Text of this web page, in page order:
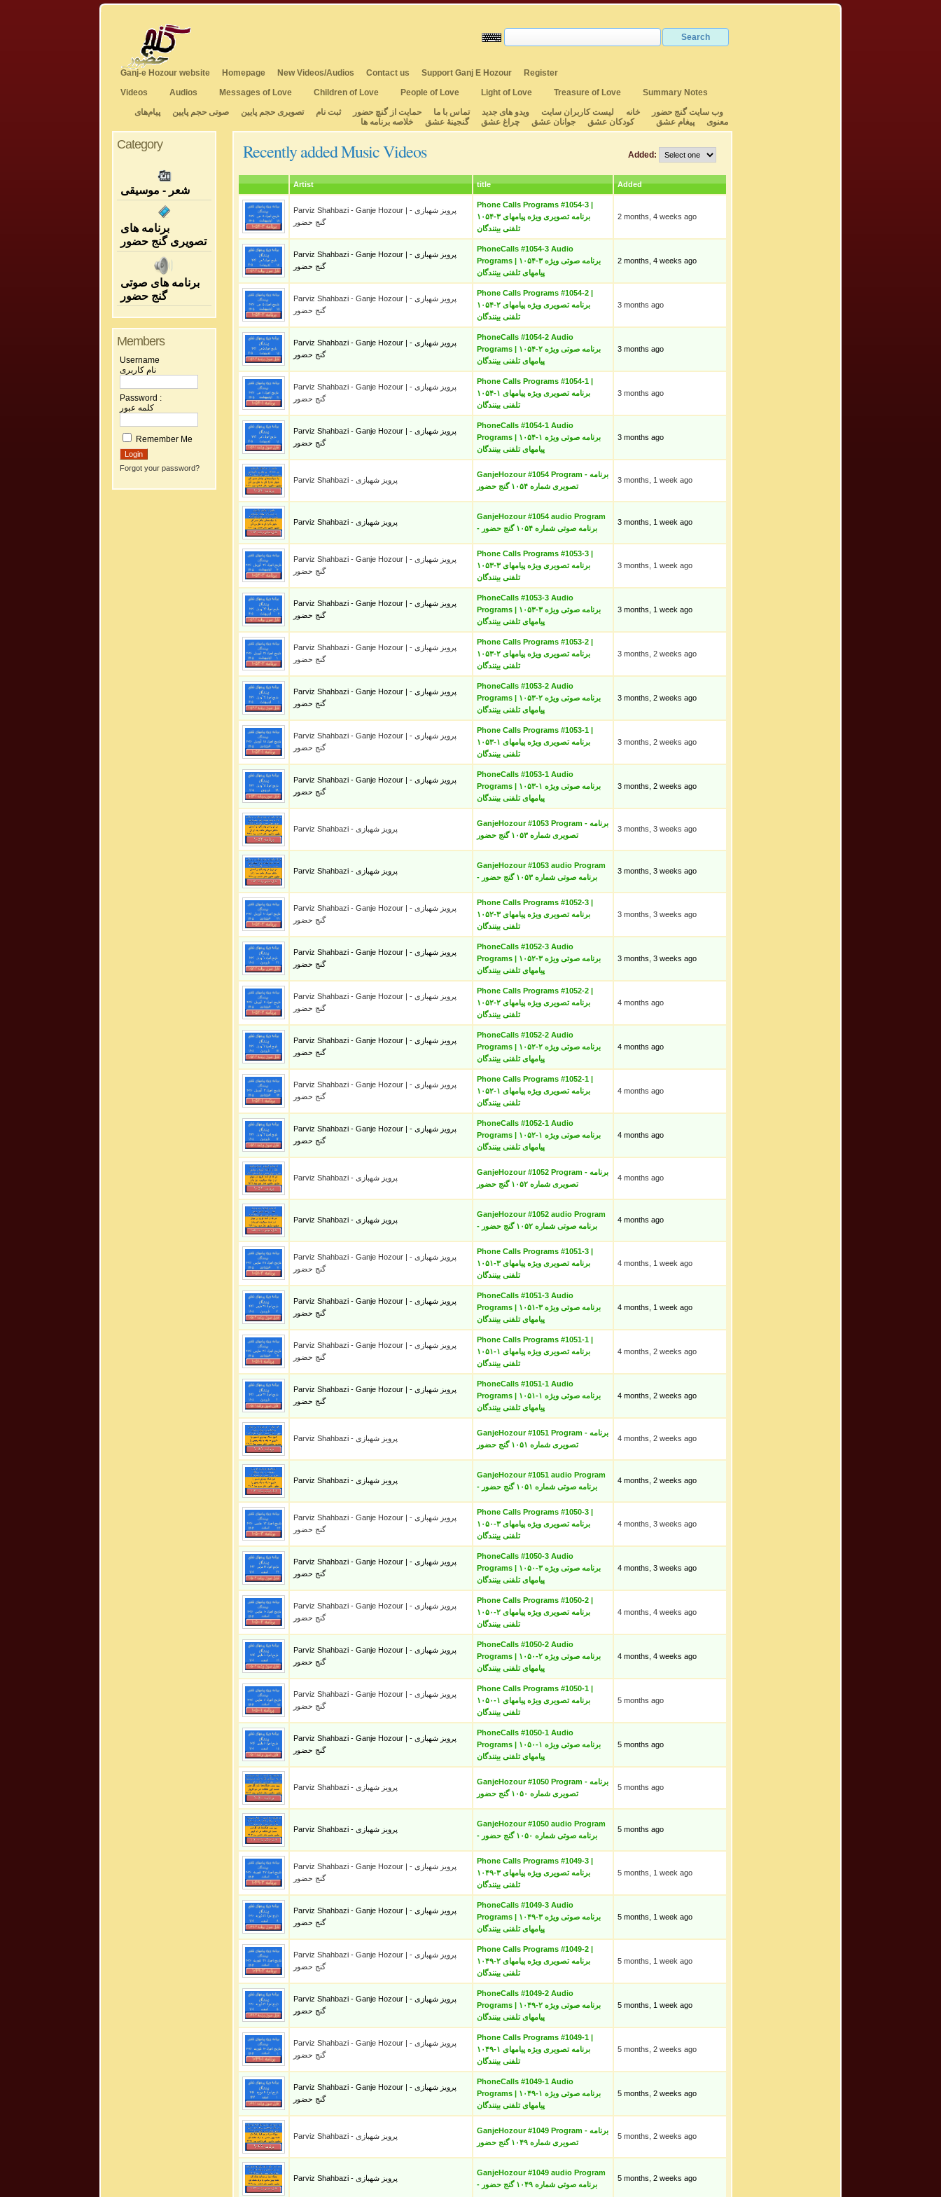
Ganj-e Hozour website Homepage New Videos/Audios Contact us Support Ganj E Hozour
Register
Videos
Audios Messages of Love Children of Love People of Love Light of Love Treasure of Love
Summary Notes
وب سایت گنج حضور
خانه لیست کاربران سایت ویدو های جدید تماس با ما حمایت از گنچ حضور ثبت نام تصویری حجم پایین صوتی حجم پایین
پیام‌های
معنوی
پیغام عشق کودکان عشق جوانان عشق چراغ عشق گنجینهٔ عشق خلاصه برنامه ها
Category
شعر - موسیقی
برنامه های
تصویری گنج حضور
برنامه های صوتی
گنج حضور
Members
Username
نام کاربری
Password :
کلمه عبور
Remember Me
Forgot your password?
Recently added Music Videos Added:
Artist title Added
Parviz Shahbazi - Ganje Hozour | پرویز شهبازی -
گنج حضور
Phone Calls Programs #1054-3 |
۱۰۵۴-۳ برنامه تصویری ویژه پیامهای
تلفنی بینندگان
2 months, 4 weeks ago
Parviz Shahbazi - Ganje Hozour | پرویز شهبازی -
گنج حضور
PhoneCalls #1054-3 Audio
Programs | ۱۰۵۴-۳ برنامه صوتی ویژه
پیامهای تلفنی بینندگان
2 months, 4 weeks ago
Parviz Shahbazi - Ganje Hozour | پرویز شهبازی -
گنج حضور
Phone Calls Programs #1054-2 |
۱۰۵۴-۲ برنامه تصویری ویژه پیامهای
تلفنی بینندگان
3 months ago
Parviz Shahbazi - Ganje Hozour | پرویز شهبازی -
گنج حضور
PhoneCalls #1054-2 Audio
Programs | ۱۰۵۴-۲ برنامه صوتی ویژه
پیامهای تلفنی بینندگان
3 months ago
Parviz Shahbazi - Ganje Hozour | پرویز شهبازی -
گنج حضور
Phone Calls Programs #1054-1 |
۱۰۵۴-۱ برنامه تصویری ویژه پیامهای
تلفنی بینندگان
3 months ago
Parviz Shahbazi - Ganje Hozour | پرویز شهبازی -
گنج حضور
PhoneCalls #1054-1 Audio
Programs | ۱۰۵۴-۱ برنامه صوتی ویژه
پیامهای تلفنی بینندگان
3 months ago
Parviz Shahbazi - پرویز شهبازی
GanjeHozour #1054 Program - برنامه
تصویری شماره ۱۰۵۴ گنج حضور
3 months, 1 week ago
Parviz Shahbazi - پرویز شهبازی
GanjeHozour #1054 audio Program
- برنامه صوتی شماره ۱۰۵۴ گنج حضور
3 months, 1 week ago
Parviz Shahbazi - Ganje Hozour | پرویز شهبازی -
گنج حضور
Phone Calls Programs #1053-3 |
۱۰۵۳-۳ برنامه تصویری ویژه پیامهای
تلفنی بینندگان
3 months, 1 week ago
Parviz Shahbazi - Ganje Hozour | پرویز شهبازی -
گنج حضور
PhoneCalls #1053-3 Audio
Programs | ۱۰۵۳-۳ برنامه صوتی ویژه
پیامهای تلفنی بینندگان
3 months, 1 week ago
Parviz Shahbazi - Ganje Hozour | پرویز شهبازی -
گنج حضور
Phone Calls Programs #1053-2 |
۱۰۵۳-۲ برنامه تصویری ویژه پیامهای
تلفنی بینندگان
3 months, 2 weeks ago
Parviz Shahbazi - Ganje Hozour | پرویز شهبازی -
گنج حضور
PhoneCalls #1053-2 Audio
Programs | ۱۰۵۳-۲ برنامه صوتی ویژه
پیامهای تلفنی بینندگان
3 months, 2 weeks ago
Parviz Shahbazi - Ganje Hozour | پرویز شهبازی -
گنج حضور
Phone Calls Programs #1053-1 |
۱۰۵۳-۱ برنامه تصویری ویژه پیامهای
تلفنی بینندگان
3 months, 2 weeks ago
Parviz Shahbazi - Ganje Hozour | پرویز شهبازی -
گنج حضور
PhoneCalls #1053-1 Audio
Programs | ۱۰۵۳-۱ برنامه صوتی ویژه
پیامهای تلفنی بینندگان
3 months, 2 weeks ago
Parviz Shahbazi - پرویز شهبازی
GanjeHozour #1053 Program - برنامه
تصویری شماره ۱۰۵۳ گنج حضور
3 months, 3 weeks ago
Parviz Shahbazi - پرویز شهبازی
GanjeHozour #1053 audio Program
- برنامه صوتی شماره ۱۰۵۳ گنج حضور
3 months, 3 weeks ago
Parviz Shahbazi - Ganje Hozour | پرویز شهبازی -
گنج حضور
Phone Calls Programs #1052-3 |
۱۰۵۲-۳ برنامه تصویری ویژه پیامهای
تلفنی بینندگان
3 months, 3 weeks ago
Parviz Shahbazi - Ganje Hozour | پرویز شهبازی -
گنج حضور
PhoneCalls #1052-3 Audio
Programs | ۱۰۵۲-۳ برنامه صوتی ویژه
پیامهای تلفنی بینندگان
3 months, 3 weeks ago
Parviz Shahbazi - Ganje Hozour | پرویز شهبازی -
گنج حضور
Phone Calls Programs #1052-2 |
۱۰۵۲-۲ برنامه تصویری ویژه پیامهای
تلفنی بینندگان
4 months ago
Parviz Shahbazi - Ganje Hozour | پرویز شهبازی -
گنج حضور
PhoneCalls #1052-2 Audio
Programs | ۱۰۵۲-۲ برنامه صوتی ویژه
پیامهای تلفنی بینندگان
4 months ago
Parviz Shahbazi - Ganje Hozour | پرویز شهبازی -
گنج حضور
Phone Calls Programs #1052-1 |
۱۰۵۲-۱ برنامه تصویری ویژه پیامهای
تلفنی بینندگان
4 months ago
Parviz Shahbazi - Ganje Hozour | پرویز شهبازی -
گنج حضور
PhoneCalls #1052-1 Audio
Programs | ۱۰۵۲-۱ برنامه صوتی ویژه
پیامهای تلفنی بینندگان
4 months ago
Parviz Shahbazi - پرویز شهبازی
GanjeHozour #1052 Program - برنامه
تصویری شماره ۱۰۵۲ گنج حضور
4 months ago
Parviz Shahbazi - پرویز شهبازی
GanjeHozour #1052 audio Program
- برنامه صوتی شماره ۱۰۵۲ گنج حضور
4 months ago
Parviz Shahbazi - Ganje Hozour | پرویز شهبازی -
گنج حضور
Phone Calls Programs #1051-3 |
۱۰۵۱-۳ برنامه تصویری ویژه پیامهای
تلفنی بینندگان
4 months, 1 week ago
Parviz Shahbazi - Ganje Hozour | پرویز شهبازی -
گنج حضور
PhoneCalls #1051-3 Audio
Programs | ۱۰۵۱-۳ برنامه صوتی ویژه
پیامهای تلفنی بینندگان
4 months, 1 week ago
Parviz Shahbazi - Ganje Hozour | پرویز شهبازی -
گنج حضور
Phone Calls Programs #1051-1 |
۱۰۵۱-۱ برنامه تصویری ویژه پیامهای
تلفنی بینندگان
4 months, 2 weeks ago
Parviz Shahbazi - Ganje Hozour | پرویز شهبازی -
گنج حضور
PhoneCalls #1051-1 Audio
Programs | ۱۰۵۱-۱ برنامه صوتی ویژه
پیامهای تلفنی بینندگان
4 months, 2 weeks ago
Parviz Shahbazi - پرویز شهبازی
GanjeHozour #1051 Program - برنامه
تصویری شماره ۱۰۵۱ گنج حضور
4 months, 2 weeks ago
Parviz Shahbazi - پرویز شهبازی
GanjeHozour #1051 audio Program
- برنامه صوتی شماره ۱۰۵۱ گنج حضور
4 months, 2 weeks ago
Parviz Shahbazi - Ganje Hozour | پرویز شهبازی -
گنج حضور
Phone Calls Programs #1050-3 |
۱۰۵۰-۳ برنامه تصویری ویژه پیامهای
تلفنی بینندگان
4 months, 3 weeks ago
Parviz Shahbazi - Ganje Hozour | پرویز شهبازی -
گنج حضور
PhoneCalls #1050-3 Audio
Programs | ۱۰۵۰-۳ برنامه صوتی ویژه
پیامهای تلفنی بینندگان
4 months, 3 weeks ago
Parviz Shahbazi - Ganje Hozour | پرویز شهبازی -
گنج حضور
Phone Calls Programs #1050-2 |
۱۰۵۰-۲ برنامه تصویری ویژه پیامهای
تلفنی بینندگان
4 months, 4 weeks ago
Parviz Shahbazi - Ganje Hozour | پرویز شهبازی -
گنج حضور
PhoneCalls #1050-2 Audio
Programs | ۱۰۵۰-۲ برنامه صوتی ویژه
پیامهای تلفنی بینندگان
4 months, 4 weeks ago
Parviz Shahbazi - Ganje Hozour | پرویز شهبازی -
گنج حضور
Phone Calls Programs #1050-1 |
۱۰۵۰-۱ برنامه تصویری ویژه پیامهای
تلفنی بینندگان
5 months ago
Parviz Shahbazi - Ganje Hozour | پرویز شهبازی -
گنج حضور
PhoneCalls #1050-1 Audio
Programs | ۱۰۵۰-۱ برنامه صوتی ویژه
پیامهای تلفنی بینندگان
5 months ago
Parviz Shahbazi - پرویز شهبازی
GanjeHozour #1050 Program - برنامه
تصویری شماره ۱۰۵۰ گنج حضور
5 months ago
Parviz Shahbazi - پرویز شهبازی
GanjeHozour #1050 audio Program
- برنامه صوتی شماره ۱۰۵۰ گنج حضور
5 months ago
Parviz Shahbazi - Ganje Hozour | پرویز شهبازی -
گنج حضور
Phone Calls Programs #1049-3 |
۱۰۴۹-۳ برنامه تصویری ویژه پیامهای
تلفنی بینندگان
5 months, 1 week ago
Parviz Shahbazi - Ganje Hozour | پرویز شهبازی -
گنج حضور
PhoneCalls #1049-3 Audio
Programs | ۱۰۴۹-۳ برنامه صوتی ویژه
پیامهای تلفنی بینندگان
5 months, 1 week ago
Parviz Shahbazi - Ganje Hozour | پرویز شهبازی -
گنج حضور
Phone Calls Programs #1049-2 |
۱۰۴۹-۲ برنامه تصویری ویژه پیامهای
تلفنی بینندگان
5 months, 1 week ago
Parviz Shahbazi - Ganje Hozour | پرویز شهبازی -
گنج حضور
PhoneCalls #1049-2 Audio
Programs | ۱۰۴۹-۲ برنامه صوتی ویژه
پیامهای تلفنی بینندگان
5 months, 1 week ago
Parviz Shahbazi - Ganje Hozour | پرویز شهبازی -
گنج حضور
Phone Calls Programs #1049-1 |
۱۰۴۹-۱ برنامه تصویری ویژه پیامهای
تلفنی بینندگان
5 months, 2 weeks ago
Parviz Shahbazi - Ganje Hozour | پرویز شهبازی -
گنج حضور
PhoneCalls #1049-1 Audio
Programs | ۱۰۴۹-۱ برنامه صوتی ویژه
پیامهای تلفنی بینندگان
5 months, 2 weeks ago
Parviz Shahbazi - پرویز شهبازی
GanjeHozour #1049 Program - برنامه
تصویری شماره ۱۰۴۹ گنج حضور
5 months, 2 weeks ago
Parviz Shahbazi - پرویز شهبازی
GanjeHozour #1049 audio Program
- برنامه صوتی شماره ۱۰۴۹ گنج حضور
5 months, 2 weeks ago